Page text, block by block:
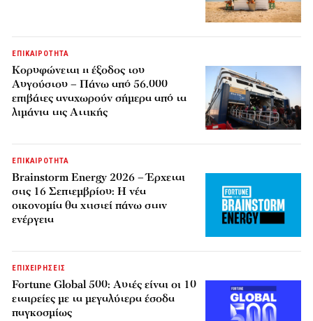
ΕΠΙΚΑΙΡΟΤΗΤΑ
Κορυφώνεται η έξοδος του
Αυγούστου – Πάνω από 56.000
επιβάτες αναχωρούν σήμερα από τα
λιμάνια της Αττικής
ΕΠΙΚΑΙΡΟΤΗΤΑ
Brainstorm Energy 2026 – Έρχεται
στις 16 Σεπτεμβρίου: Η νέα
οικονομία θα χτιστεί πάνω στην
ενέργεια
ΕΠΙΧΕΙΡΗΣΕΙΣ
Fortune Global 500: Αυτές είναι οι 10
εταιρείες με τα μεγαλύτερα έσοδα
παγκοσμίως